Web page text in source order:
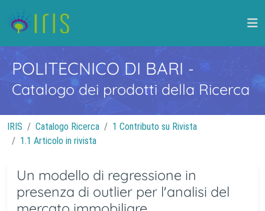
POLITECNICO DI BARI -
Catalogo dei prodotti della Ricerca
IRIS Catalogo Ricerca
1 Contributo su Rivista
1.1 Articolo in rivista
Un modello di regressione in
presenza di outlier per l'analisi del